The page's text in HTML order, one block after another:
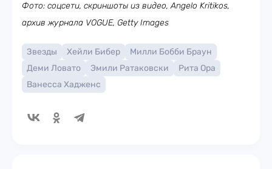
Фото: соцсети, скриншоты из видео, Angelo Kritikos,
архив журнала VOGUE, Getty Images
Звезды Хейли Бибер
Милли Бобби Браун
Деми Ловато
Эмили Ратаковски
Рита Ора
Ванесса Хадженс